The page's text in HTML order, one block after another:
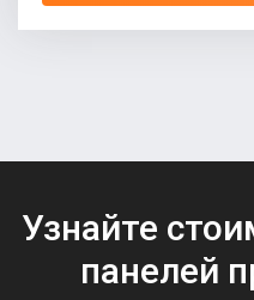
Узнайте
панелей